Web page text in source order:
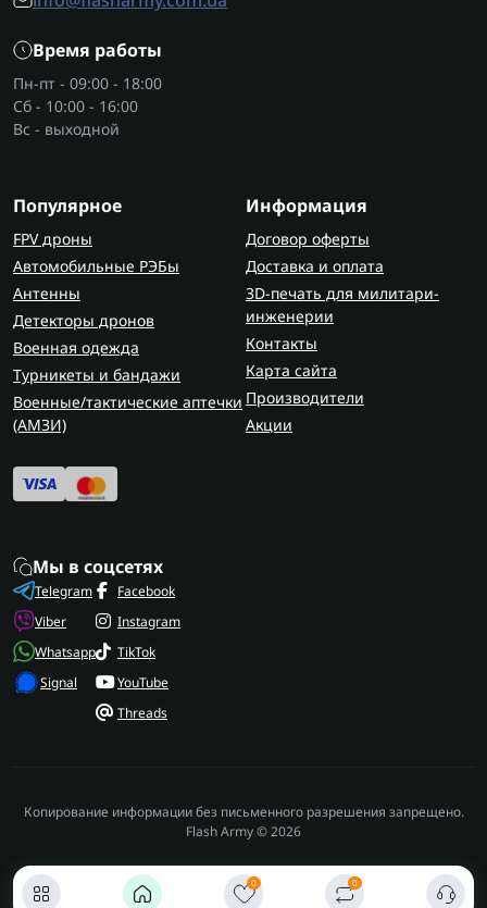
0 0
Время работы
Пн-пт - 09:00 - 18:00
Сб - 10:00 - 16:00
Вс - выходной
Популярное
FPV дроны
Автомобильные РЭБы
Антенны
Детекторы дронов
Военная одежда
Турникеты и бандажи
Военные/тактические аптечки
(AMЗИ)
Информация
Договор оферты
Доставка и оплата
3D-печать для милитари-
инженерии
Контакты
Карта сайта
Производители
Акции
Мы в соцсетях
Telegram
Viber
Whatsapp
Signal
Facebook
Instagram
TikTok
YouTube
Threads
Копирование информации без письменного разрешения запрещено.
Flash Army © 2026